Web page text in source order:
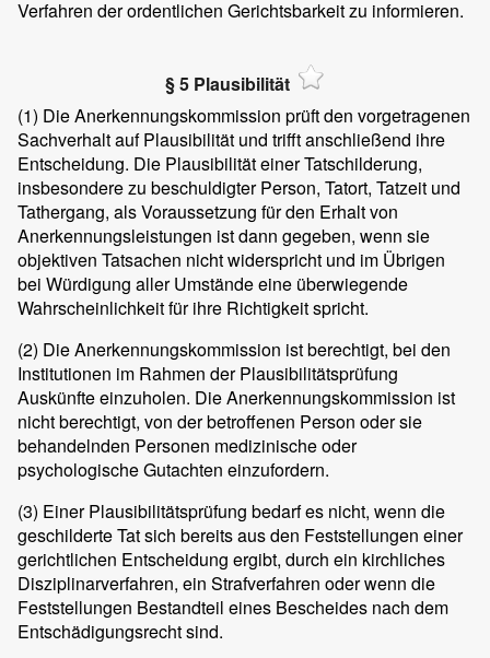
Verfahren der ordentlichen Gerichtsbarkeit zu informieren.
§ 5 Plausibilität
(1) Die Anerkennungskommission prüft den vorgetragenen
Sachverhalt auf Plausibilität und trifft anschließend ihre
Entscheidung. Die Plausibilität einer Tatschilderung,
insbesondere zu beschuldigter Person, Tatort, Tatzeit und
Tathergang, als Voraussetzung für den Erhalt von
Anerkennungsleistungen ist dann gegeben, wenn sie
objektiven Tatsachen nicht widerspricht und im Übrigen
bei Würdigung aller Umstände eine überwiegende
Wahrscheinlichkeit für ihre Richtigkeit spricht.
(2) Die Anerkennungskommission ist berechtigt, bei den
Institutionen im Rahmen der Plausibilitätsprüfung
Auskünfte einzuholen. Die Anerkennungskommission ist
nicht berechtigt, von der betroffenen Person oder sie
behandelnden Personen medizinische oder
psychologische Gutachten einzufordern.
(3) Einer Plausibilitätsprüfung bedarf es nicht, wenn die
geschilderte Tat sich bereits aus den Feststellungen einer
gerichtlichen Entscheidung ergibt, durch ein kirchliches
Disziplinarverfahren, ein Strafverfahren oder wenn die
Feststellungen Bestandteil eines Bescheides nach dem
Entschädigungsrecht sind.